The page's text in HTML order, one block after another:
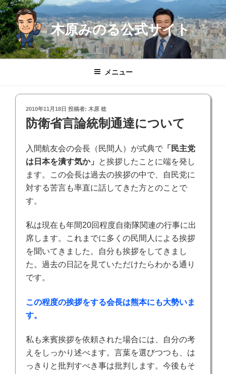
コ
ン
テ
ン
ツ
木原みのる公式サイト
メニュー
投
稿
日:
2010年11月18日 投稿者: 木原 稔
防衛省言論統制通達について
入間航友会の会長（民間人）が式典で 「民主党
は日本を潰す気か」
と挨拶したことに端を発し
ます。この会長は過去の挨拶の中で、自民党に
対する苦言も率直に話してきた方とのことで
す。
私は現在も年間20回程度自衛隊関連の行事に出
席します。これまでに多くの民間人による挨拶
を聞いてきました。自分も挨拶をしてきまし
た。過去の日記を見ていただけたらわかる通り
です。
この程度の挨拶をする会長は熊本にも大勢いま
す。
私も来賓挨拶を依頼された場合には、自分の考
えをしっかり述べます。言葉を選びつつも、は
っきりと批判すべき事は批判します。今後もそ